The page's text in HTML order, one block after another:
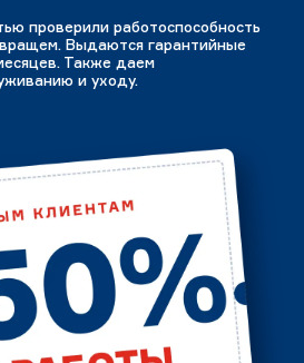
проверили работоспособность
Выдаются гарантийные
Также даем
и уходу.